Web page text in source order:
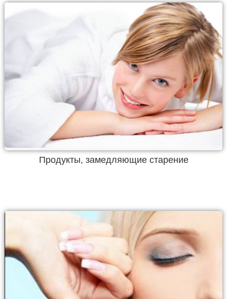
Продукты, замедляющие старение